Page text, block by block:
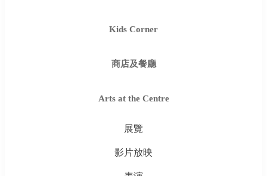
Kids Corner
商店及餐廳
Arts at the Centre
展覽
影片放映